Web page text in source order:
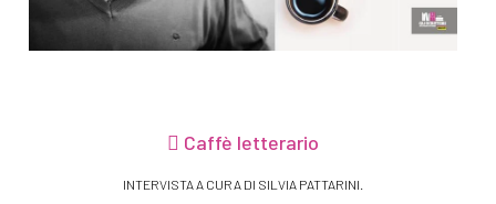
Caffè letterario
INTERVISTA A CURA DI SILVIA PATTARINI.